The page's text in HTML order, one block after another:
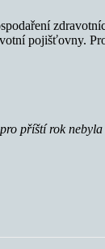
pojišťovny.
příští rok